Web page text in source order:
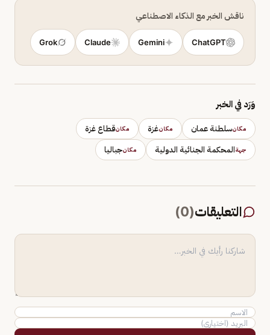
ناقش الخبر مع الذكاء الاصطناعي
ChatGPT
Gemini
Claude
Grok
وَرَد في الخبر
مكانسلطنة عمان مكانغزة مكانقطاع غزة
جهةالمحكمة الجنائية الدولية مكانجباليا
التعليقات(
0
)